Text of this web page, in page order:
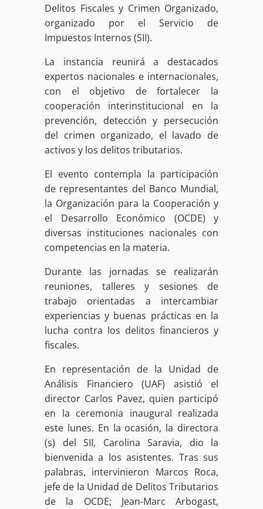
Delitos Fiscales y Crimen Organizado,
organizado por el Servicio de
Impuestos Internos (SII).
La instancia reunirá a destacados
expertos nacionales e internacionales,
con el objetivo de fortalecer la
cooperación interinstitucional en la
prevención, detección y persecución
del crimen organizado, el lavado de
activos y los delitos tributarios.
El evento contempla la participación
de representantes del Banco Mundial,
la Organización para la Cooperación y
el Desarrollo Económico (OCDE) y
diversas instituciones nacionales con
competencias en la materia.
Durante las jornadas se realizarán
reuniones, talleres y sesiones de
trabajo orientadas a intercambiar
experiencias y buenas prácticas en la
lucha contra los delitos financieros y
fiscales.
En representación de la Unidad de
Análisis Financiero (UAF) asistió el
director Carlos Pavez, quien participó
en la ceremonia inaugural realizada
este lunes. En la ocasión, la directora
(s) del SII, Carolina Saravia, dio la
bienvenida a los asistentes. Tras sus
palabras, intervinieron Marcos Roca,
jefe de la Unidad de Delitos Tributarios
de la OCDE; Jean-Marc Arbogast,